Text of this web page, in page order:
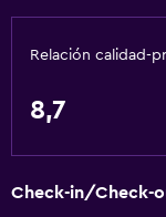
Wifi gratis
Internet
Ventilador
Aire
Calefacción
Relación calidad-
8,7
Check-in/Check-